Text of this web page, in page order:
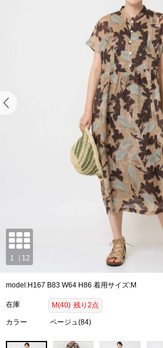
model:H167 B83 W64 H86 着用サイズ:M
在庫 M(40) 残り2点
カラー ベージュ(84)